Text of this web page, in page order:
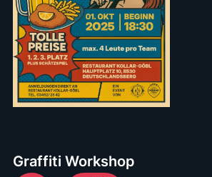
Graffiti Workshop